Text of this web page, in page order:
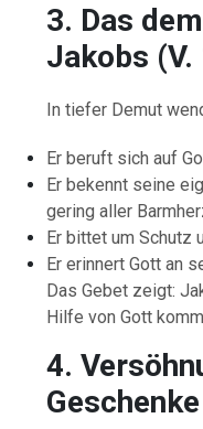
3. Das
Jakobs (V.
Intiefer Demut
Erberuft sichauf
Erbekennt seine
geringaller
ErbittetumSchutz
ErerinnertGottan
DasGebet zeigt:
HilfevonGott
4.